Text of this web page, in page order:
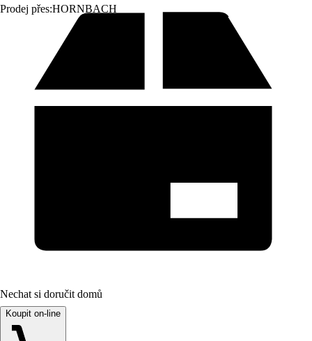
Prodej přes:HORNBACH
Nechat si doručit domů
Koupit on-line